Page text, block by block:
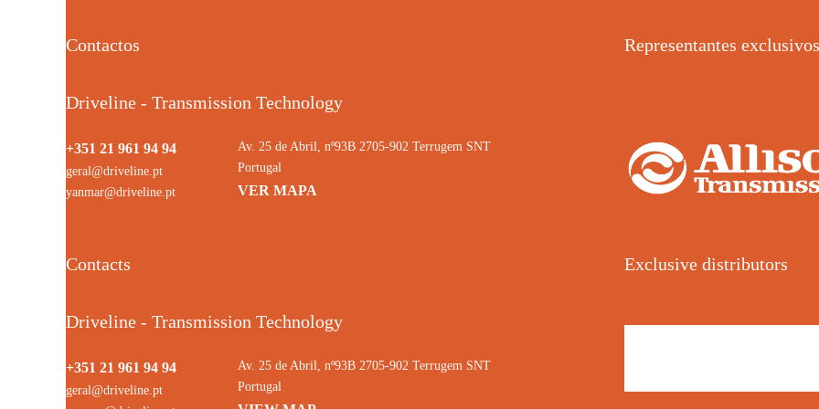
Contactos
Driveline - Transmission Technology
+351 21 961 94 94
geral@driveline.pt
yanmar@driveline.pt
Av. 25 de Abril, nº93B 2705-902 Terrugem SNT
Portugal
VER MAPA
Representantes exclusivos
Contacts
Driveline - Transmission Technology
+351 21 961 94 94
geral@driveline.pt
Av. 25 de Abril, nº93B 2705-902 Terrugem SNT
Portugal
Exclusive distributors